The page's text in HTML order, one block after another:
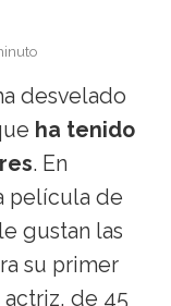
desvelado
ha tenido
. En
película de
gustan las
su primer
de 45